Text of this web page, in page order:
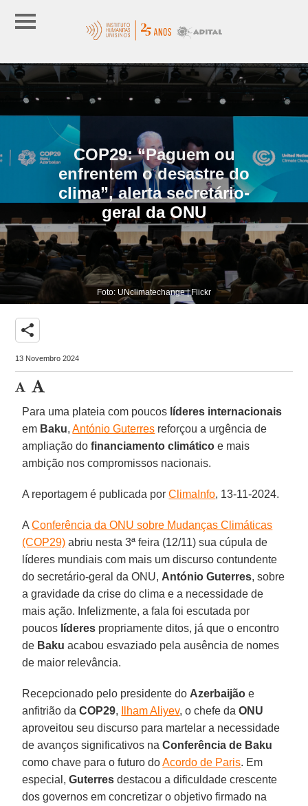
COP29: “Paguem ou
enfrentem o desastre do
clima”, alerta secretário-
geral da ONU
Foto: UNclimatechange | Flickr
share
13 Novembro 2024
Para uma plateia com poucos líderes internacionais
em Baku,António Guterres reforçou a urgência de
ampliação dofinanciamento climático e mais
ambição nos compromissos nacionais.
A reportagem é publicada porClimaInfo, 13-11-2024.
AConferência da ONU sobre Mudanças Climáticas
(COP29) abriu nesta 3ª feira (12/11) sua cúpula de
líderes mundiais com mais um discurso contundente
do secretário-geral da ONU, António Guterres, sobre
a gravidade da crise do clima e a necessidade de
mais ação. Infelizmente, a fala foi escutada por
poucos líderes propriamente ditos, já que o encontro
de Baku acabou esvaziado pela ausência de nomes
de maior relevância.
Recepcionado pelo presidente do Azerbaijão e
anfitrião daCOP29, Ilham Aliyev, o chefe daONU
aproveitou seu discurso para martelar a necessidade
de avanços significativos naConferência de Baku
como chave para o futuro doAcordo de Paris. Em
especial,Guterres destacou a dificuldade crescente
dos governos em concretizar o objetivo firmado na